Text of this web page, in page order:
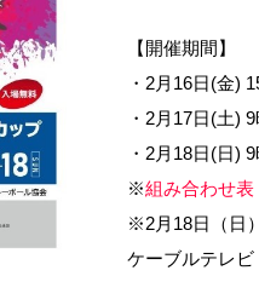
【開催期間】
・2月16日(金)
・2月17日(土)
・2月18日(日)
※組み合わせ表
※2月18日（日
ケーブルテレ